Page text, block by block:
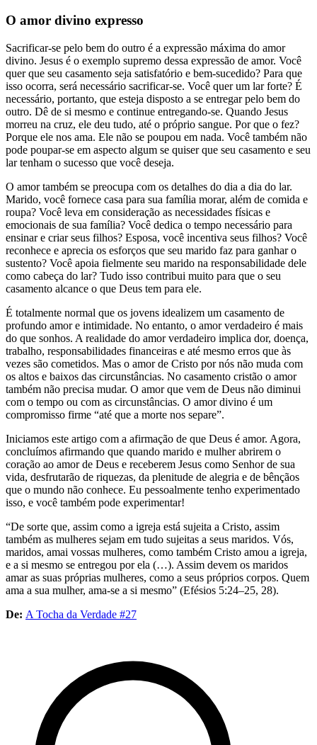
O amor divino expresso
Sacrificar-se pelo bem do outro é a expressão máxima do amor
divino. Jesus é o exemplo supremo dessa expressão de amor. Você
quer que seu casamento seja satisfatório e bem-sucedido? Para que
isso ocorra, será necessário sacrificar-se. Você quer um lar forte? É
necessário, portanto, que esteja disposto a se entregar pelo bem do
outro. Dê de si mesmo e continue entregando-se. Quando Jesus
morreu na cruz, ele deu tudo, até o próprio sangue. Por que o fez?
Porque ele nos ama. Ele não se poupou em nada. Você também não
pode poupar-se em aspecto algum se quiser que seu casamento e seu
lar tenham o sucesso que você deseja.
O amor também se preocupa com os detalhes do dia a dia do lar.
Marido, você fornece casa para sua família morar, além de comida e
roupa? Você leva em consideração as necessidades físicas e
emocionais de sua família? Você dedica o tempo necessário para
ensinar e criar seus filhos? Esposa, você incentiva seus filhos? Você
reconhece e aprecia os esforços que seu marido faz para ganhar o
sustento? Você apoia fielmente seu marido na responsabilidade dele
como cabeça do lar? Tudo isso contribui muito para que o seu
casamento alcance o que Deus tem para ele.
É totalmente normal que os jovens idealizem um casamento de
profundo amor e intimidade. No entanto, o amor verdadeiro é mais
do que sonhos. A realidade do amor verdadeiro implica dor, doença,
trabalho, responsabilidades financeiras e até mesmo erros que às
vezes são cometidos. Mas o amor de Cristo por nós não muda com
os altos e baixos das circunstâncias. No casamento cristão o amor
também não precisa mudar. O amor que vem de Deus não diminui
com o tempo ou com as circunstâncias. O amor divino é um
compromisso firme “até que a morte nos separe”.
Iniciamos este artigo com a afirmação de que Deus é amor. Agora,
concluímos afirmando que quando marido e mulher abrirem o
coração ao amor de Deus e receberem Jesus como Senhor de sua
vida, desfrutarão de riquezas, da plenitude de alegria e de bênçãos
que o mundo não conhece. Eu pessoalmente tenho experimentado
isso, e você também pode experimentar!
“De sorte que, assim como a igreja está sujeita a Cristo, assim
também as mulheres sejam em tudo sujeitas a seus maridos. Vós,
maridos, amai vossas mulheres, como também Cristo amou a igreja,
e a si mesmo se entregou por ela (…). Assim devem os maridos
amar as suas próprias mulheres, como a seus próprios corpos. Quem
ama a sua mulher, ama-se a si mesmo” (Efésios 5:24–25, 28).
De: A Tocha da Verdade #27